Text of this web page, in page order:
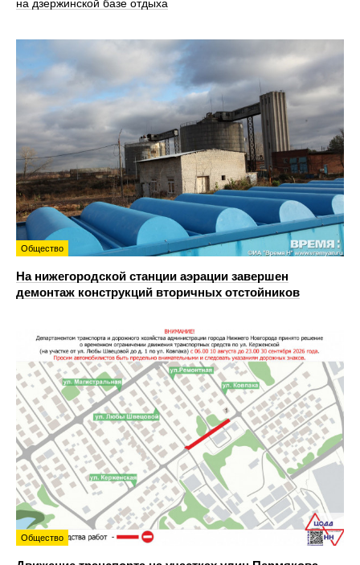
на дзержинской базе отдыха
Общество
На нижегородской станции аэрации завершен
демонтаж конструкций вторичных отстойников
Общество